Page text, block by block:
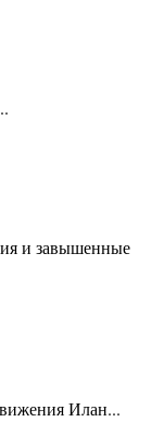
и завышенные
Илан...